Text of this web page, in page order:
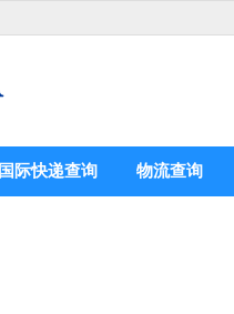
国际快递查询 物流查询